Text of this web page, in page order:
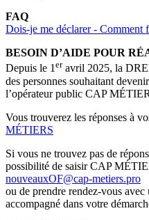
FAQ
Dois-je me déclarer - Comment
BESOIN D’AIDE POUR
Depuis le 1eravril 2025, la
des personnes souhaitant
l’opérateur public CAP
Vous trouverez les réponses à
MÉTIERS
Si vous ne trouvez pas de
possibilité de saisir CAP
nouveauxOF@cap-metiers.pro
ou de prendre rendez-vous
accompagné dans votre